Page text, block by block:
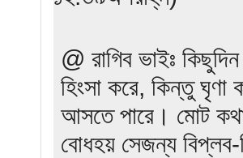
@ রাগিব ভাইঃ
হিংসা করে, কিন্তু ঘৃণা
আসতে পারে। মোট কথা
বোধহয় সেজন্য